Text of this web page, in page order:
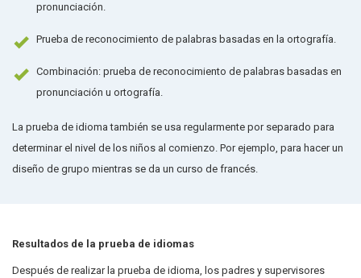
pronunciación.
Prueba de reconocimiento de palabras basadas en la ortografía.
Combinación: prueba de reconocimiento de palabras basadas en
pronunciación u ortografía.
La prueba de idioma también se usa regularmente por separado para
determinar el nivel de los niños al comienzo. Por ejemplo, para hacer un
diseño de grupo mientras se da un curso de francés.
Resultados de la prueba de idiomas
Después de realizar la prueba de idioma, los padres y supervisores